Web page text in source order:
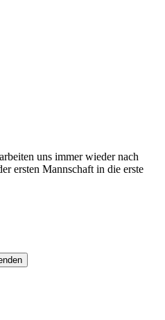
uns immer wieder nach
ersten Mannschaft in die erste